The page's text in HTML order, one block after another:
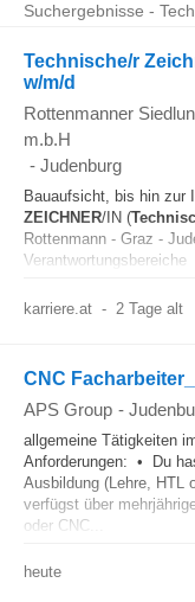
Suchergebnisse -
Technische/r
w/m/d
Rottenmanner
m.b.H
- Judenburg
Bauaufsicht, bis hin zur
ZEICHNER/IN (
Rottenmann - Graz -
karriere.at - 2 Tage alt
CNC
APS Group -
allgemeine Tätigkeiten
Anforderungen: • Du
Ausbildung (Lehre, HTL
verfügst über
oder CNC...
heute